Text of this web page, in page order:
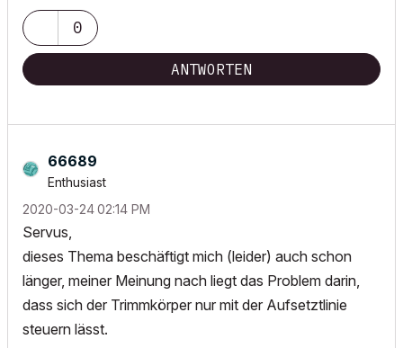
0
ANTWORTEN
66689
Enthusiast
‎2020-03-2402:14 PM
Servus,
dieses Thema beschäftigt mich (leider) auch schon
länger, meiner Meinung nach liegt das Problem darin,
dass sich der Trimmkörper nur mit der Aufsetztlinie
steuern lässt.